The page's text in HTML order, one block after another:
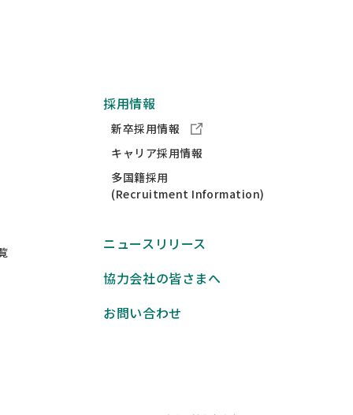
採用情報
新卒採用情報
キャリア採用情報
多国籍採用
(Recruitment Information)
ニュースリリース
協力会社の皆さまへ
お問い合わせ